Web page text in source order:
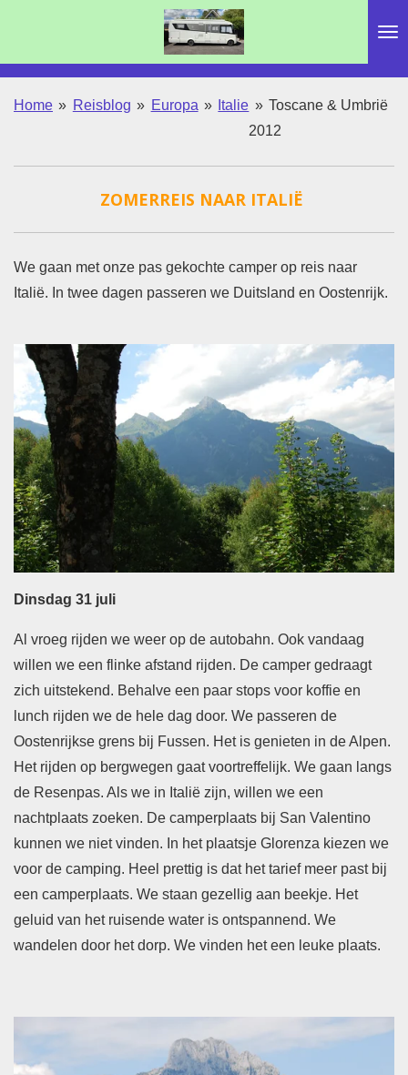
de
Home » Reisblog » Europa » Italie » Toscane & Umbrië
2012
ZOMERREIS NAAR ITALIË
We gaan met onze pas gekochte camper op reis naar
Italië. In twee dagen passeren we Duitsland en Oostenrijk.
Dinsdag 31 juli
Al vroeg rijden we weer op de autobahn. Ook vandaag
willen we een flinke afstand rijden. De camper gedraagt
zich uitstekend. Behalve een paar stops voor koffie en
lunch rijden we de hele dag door. We passeren de
Oostenrijkse grens bij Fussen. Het is genieten in de Alpen.
Het rijden op bergwegen gaat voortreffelijk. We gaan langs
de Resenpas. Als we in Italië zijn, willen we een
nachtplaats zoeken. De camperplaats bij San Valentino
kunnen we niet vinden. In het plaatsje Glorenza kiezen we
voor de camping. Heel prettig is dat het tarief meer past bij
een camperplaats. We staan gezellig aan beekje. Het
geluid van het ruisende water is ontspannend. We
wandelen door het dorp. We vinden het een leuke plaats.